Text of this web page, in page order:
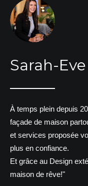
Sarah-
À temps plein depuis
façade de maison
et services proposée
plus en confiance.
Et grâce au Design
maison de rêve!"